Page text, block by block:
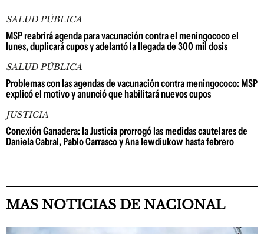
SALUD PÚBLICA
MSP reabrirá agenda para vacunación contra el meningococo el
lunes, duplicará cupos y adelantó la llegada de 300 mil dosis
SALUD PÚBLICA
Problemas con las agendas de vacunación contra meningococo: MSP
explicó el motivo y anunció que habilitará nuevos cupos
JUSTICIA
Conexión Ganadera: la Justicia prorrogó las medidas cautelares de
Daniela Cabral, Pablo Carrasco y Ana Iewdiukow hasta febrero
MAS NOTICIAS DE NACIONAL